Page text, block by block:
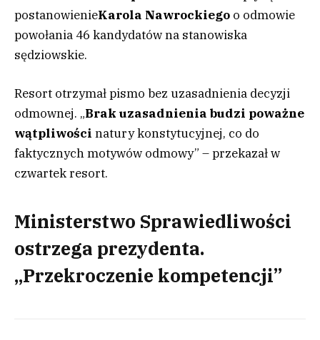
postanowienieKarola Nawrockiego o odmowie
powołania 46 kandydatów na stanowiska
sędziowskie.
Resort otrzymał pismo bez uzasadnienia decyzji
odmownej. „Brak uzasadnienia budzi poważne
wątpliwości natury konstytucyjnej, co do
faktycznych motywów odmowy” – przekazał w
czwartek resort.
Ministerstwo Sprawiedliwości
ostrzega prezydenta.
„Przekroczenie kompetencji”